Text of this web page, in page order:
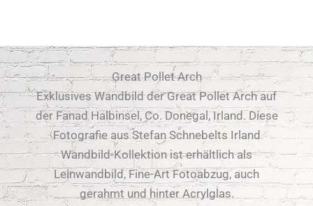
Great Pollet Arch
Exklusives Wandbild der Great Pollet Arch auf
der Fanad Halbinsel, Co. Donegal, Irland. Diese
Fotografie aus Stefan Schnebelts Irland
Wandbild-Kollektion ist erhältlich als
Leinwandbild, Fine-Art Fotoabzug, auch
gerahmt und hinter Acrylglas.